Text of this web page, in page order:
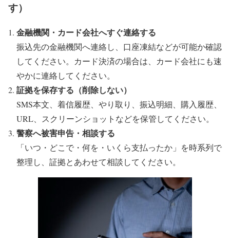
す）
金融機関・カード会社へすぐ連絡する
振込先の金融機関へ連絡し、口座凍結などが可能か確認
してください。カード決済の場合は、カード会社にも速
やかに連絡してください。
証拠を保存する（削除しない）
SMS本文、着信履歴、やり取り、振込明細、購入履歴、
URL、スクリーンショットなどを保管してください。
警察へ被害申告・相談する
「いつ・どこで・何を・いくら支払ったか」を時系列で
整理し、証拠とあわせて相談してください。